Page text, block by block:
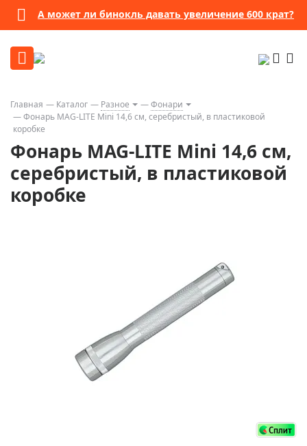
А может ли бинокль давать увеличение 600 крат?
Главная Каталог Разное
Фонари
Фонарь MAG-LITE Mini 14,6 см, серебристый, в пластиковой
коробке
Фонарь MAG-LITE Mini 14,6 см,
серебристый, в пластиковой
коробке